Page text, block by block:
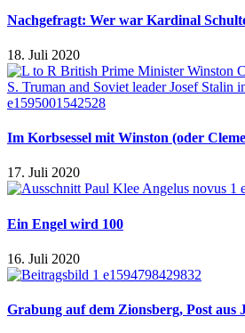
Nachgefragt: Wer war Kardinal
18. Juli 2020
Im Korbsessel mit Winston (oder
17. Juli 2020
Ein Engel wird 100
16. Juli 2020
Grabung auf dem Zionsberg, Post aus